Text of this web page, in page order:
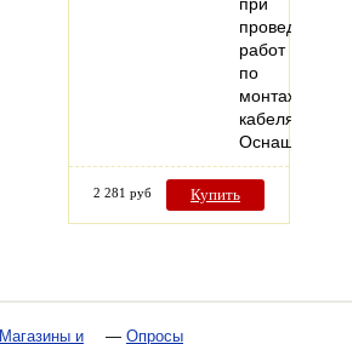
при
проведении
работ
по
монтажу
кабеля.
Оснащен…
2 281 руб Купить
Магазины и — Опросы